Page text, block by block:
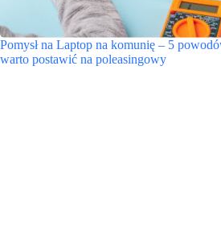
Pomysł na Laptop na komunię – 5
warto postawić na poleasingowy